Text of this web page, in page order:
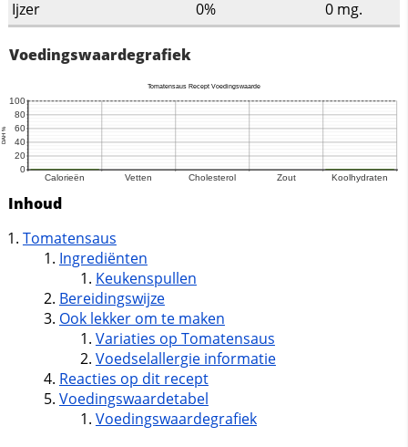
Ijzer 0% 0 mg.
Voedingswaardegrafiek
Inhoud
Tomatensaus
Ingrediënten
Keukenspullen
Bereidingswijze
Ook lekker om te maken
Variaties op Tomatensaus
Voedselallergie informatie
Reacties op dit recept
Voedingswaardetabel
Voedingswaardegrafiek